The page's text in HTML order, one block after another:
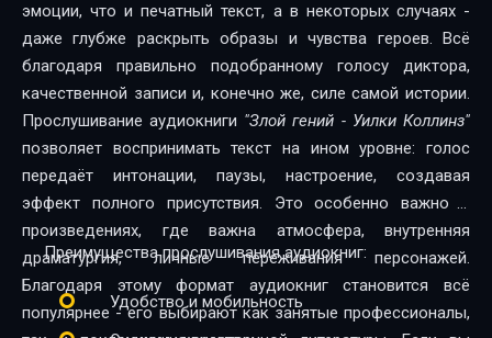
21
эмоции, что и печатный текст, а в некоторых случаях -
даже глубже раскрыть образы и чувства героев. Всё
благодаря правильно подобранному голосу диктора,
качественной записи и, конечно же, силе самой истории.
Прослушивание аудиокниги "Злой гений - Уилки Коллинз"
позволяет воспринимать текст на ином уровне: голос
передаёт интонации, паузы, настроение, создавая
эффект полного присутствия. Это особенно важно в
произведениях, где важна атмосфера, внутренняя
драматургия, личные переживания персонажей.
Благодаря этому формат аудиокниг становится всё
популярнее - его выбирают как занятые профессионалы,
Преимущества прослушивания аудиокниг:
Удобство и мобильность